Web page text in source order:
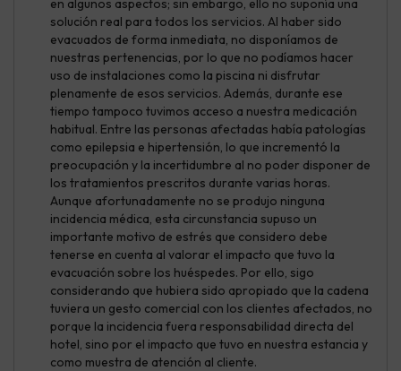
solución real para todos los servicios. Al haber sido
evacuados de forma inmediata, no disponíamos de
nuestras pertenencias, por lo que no podíamos hacer
uso de instalaciones como la piscina ni disfrutar
plenamente de esos servicios. Además, durante ese
tiempo tampoco tuvimos acceso a nuestra medicación
habitual. Entre las personas afectadas había patologías
como epilepsia e hipertensión, lo que incrementó la
preocupación y la incertidumbre al no poder disponer de
los tratamientos prescritos durante varias horas.
Aunque afortunadamente no se produjo ninguna
incidencia médica, esta circunstancia supuso un
importante motivo de estrés que considero debe
tenerse en cuenta al valorar el impacto que tuvo la
evacuación sobre los huéspedes. Por ello, sigo
considerando que hubiera sido apropiado que la cadena
tuviera un gesto comercial con los clientes afectados, no
porque la incidencia fuera responsabilidad directa del
hotel, sino por el impacto que tuvo en nuestra estancia y
como muestra de atención al cliente.